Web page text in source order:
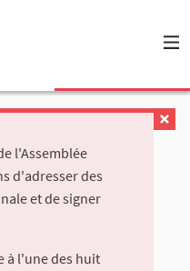
l'Assemblée
d'adresser des
et de signer
à l'une des huit